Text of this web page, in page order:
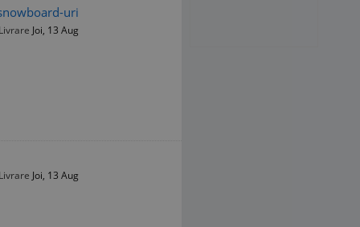
uri
Joi, 13 Aug
Joi, 13 Aug